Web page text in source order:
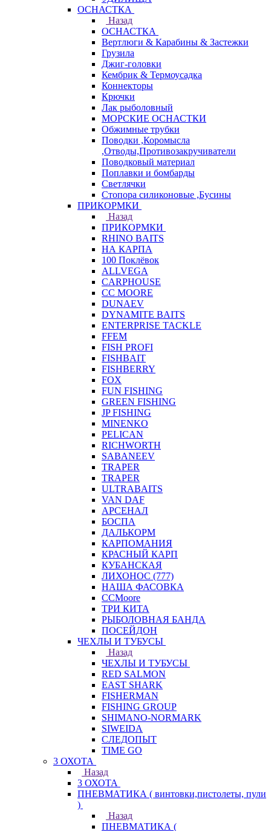
ОСНАСТКА
Назад
ОСНАСТКА
Вертлюги & Карабины & Застежки
Грузила
Джиг-головки
Кембрик & Термоусадка
Коннекторы
Крючки
Лак рыболовный
МОРСКИЕ ОСНАСТКИ
Обжимные трубки
Поводки ,Коромысла
,Отводы,Противозакручиватели
Поводковый материал
Поплавки и бомбарды
Светлячки
Стопора силиконовые ,Бусины
ПРИКОРМКИ
Назад
ПРИКОРМКИ
RHINO BAITS
НА КАРПА
100 Поклёвок
ALLVEGA
CARPHOUSE
CC MOORE
DUNAEV
DYNAMITE BAITS
ENTERPRISE TACKLE
FFEM
FISH PROFI
FISHBAIT
FISHBERRY
FOX
FUN FISHING
GREEN FISHING
JP FISHING
MINENKO
PELICAN
RICHWORTH
SABANEEV
TRAPER
TRAPER
ULTRABAITS
VAN DAF
АРСЕНАЛ
БОСПА
ДАЛЬКОРМ
КАРПОМАНИЯ
КРАСНЫЙ КАРП
КУБАНСКАЯ
ЛИХОНОС (777)
НАША ФАСОВКА
СCMoore
ТРИ КИТА
РЫБОЛОВНАЯ БАНДА
ПОСЕЙДОН
ЧЕХЛЫ И ТУБУСЫ
Назад
ЧЕХЛЫ И ТУБУСЫ
RED SALMON
EAST SHARK
FISHERMAN
FISHING GROUP
SHIMANO-NORMARK
SIWEIDA
СЛЕДОПЫТ
TIME GO
3 ОХОТА
Назад
3 ОХОТА
ПНЕВМАТИКА ( винтовки,пистолеты, пули
)
Назад
ПНЕВМАТИКА (